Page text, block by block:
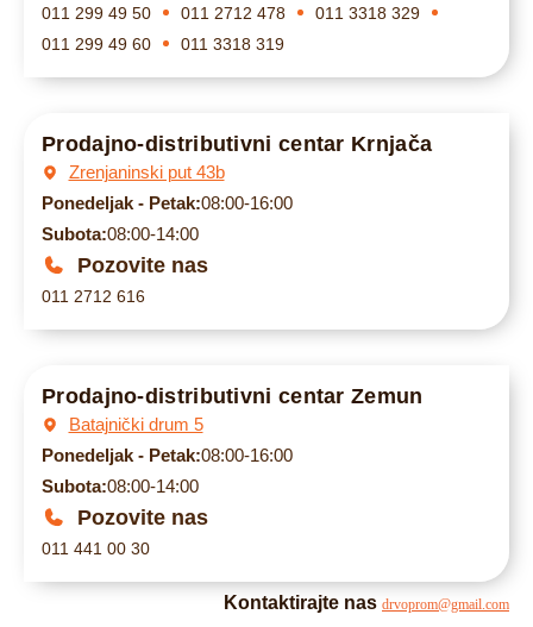
011 299 49 50 011 2712 478
011 3318 329
011 299 49 60
011 3318 319
Prodajno-distributivni centar Krnjača
Zrenjaninski put 43b
Ponedeljak - Petak:08:00-16:00
Subota:08:00-14:00
Pozovite nas
011 2712 616
Prodajno-distributivni centar Zemun
Batajnički drum 5
Ponedeljak - Petak:08:00-16:00
Subota:08:00-14:00
Pozovite nas
011 441 00 30
Kontaktirajte nas drvoprom@gmail.com